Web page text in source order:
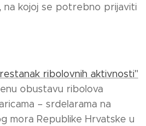
na kojoj se potrebno prijaviti
ribolovnih aktivnosti"
obustavu ribolova
– srdelarama na
mora Republike Hrvatske u